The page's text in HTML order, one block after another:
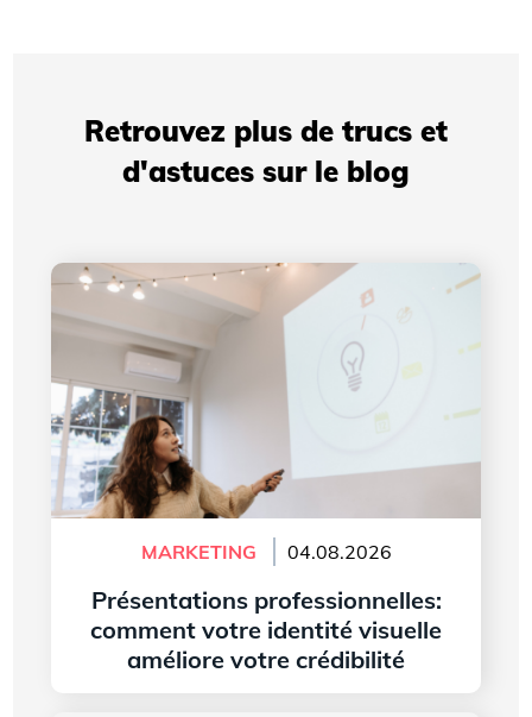
Retrouvez plus de trucs et
d'astuces sur le blog
MARKETING 04.08.2026
Présentations professionnelles:
comment votre identité visuelle
améliore votre crédibilité
Présentations professionnelles: comment votre
identité visuelle améliore votre crédibilité